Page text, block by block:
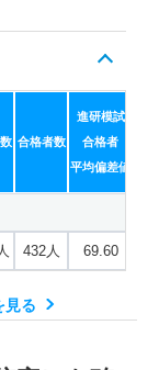
合格者数
進研模試
合格者
平均偏差値
432人 69.60
見る